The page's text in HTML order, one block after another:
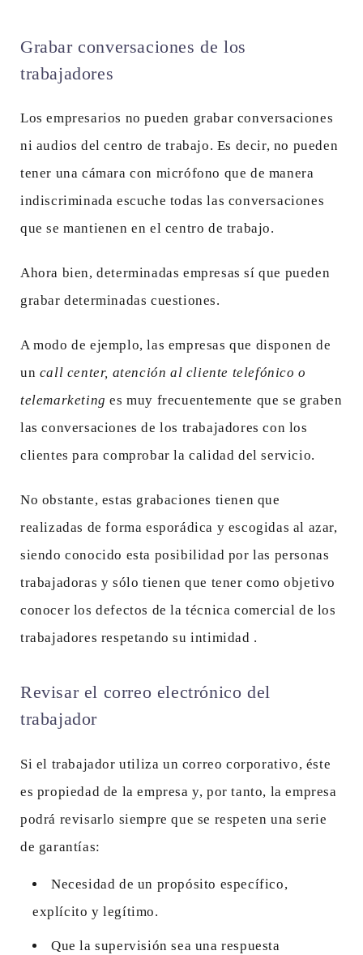
Grabar conversaciones de los
trabajadores
Los empresarios no pueden grabar conversaciones
ni audios del centro de trabajo. Es decir, no pueden
tener una cámara con micrófono que de manera
indiscriminada escuche todas las conversaciones
que se mantienen en el centro de trabajo.
Ahora bien, determinadas empresas sí que pueden
grabar determinadas cuestiones.
A modo de ejemplo, las empresas que disponen de
un call center, atención al cliente telefónico o
telemarketing es muy frecuentemente que se graben
las conversaciones de los trabajadores con los
clientes para comprobar la calidad del servicio.
No obstante, estas grabaciones tienen que
realizadas de forma esporádica y escogidas al azar,
siendo conocido esta posibilidad por las personas
trabajadoras y sólo tienen que tener como objetivo
conocer los defectos de la técnica comercial de los
trabajadores respetando su intimidad .
Revisar el correo electrónico del
trabajador
Si el trabajador utiliza un correo corporativo, éste
es propiedad de la empresa y, por tanto, la empresa
podrá revisarlo siempre que se respeten una serie
de garantías:
Necesidad de un propósito específico,
explícito y legítimo.
Que la supervisión sea una respuesta